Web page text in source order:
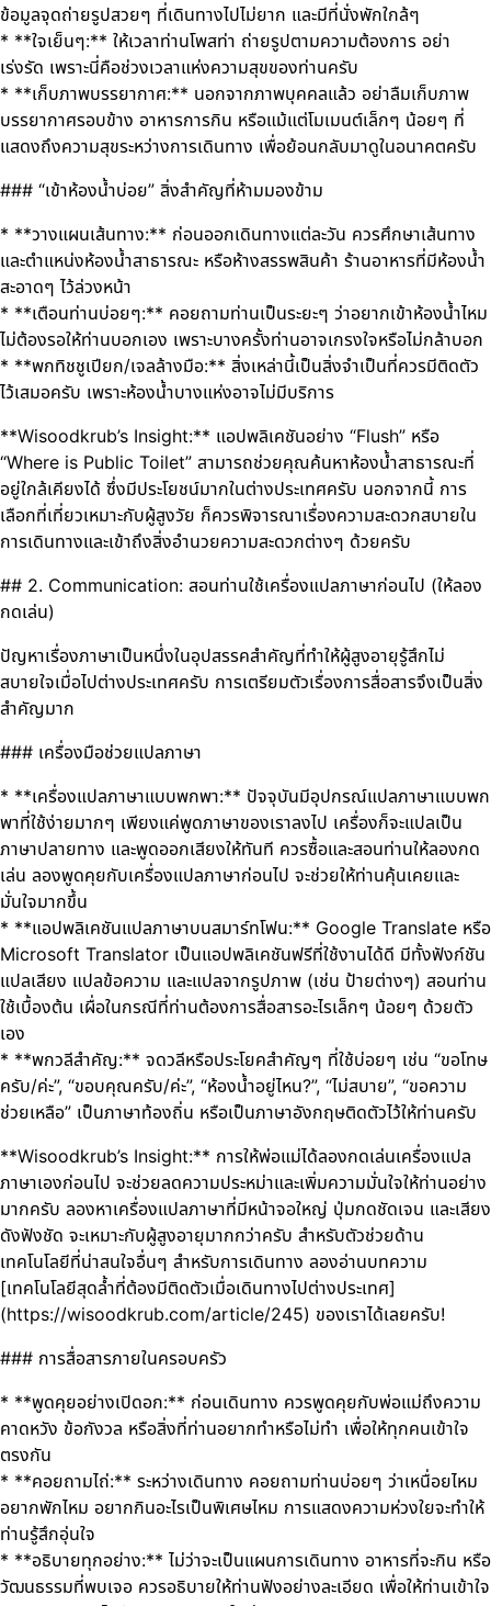
ข้อมูลจุดถ่ายรูปสวยๆ ที่เดินทางไปไม่ยาก และมีที่นั่งพักใกล้ๆ
* **ใจเย็นๆ:** ให้เวลาท่านโพสท่า ถ่ายรูปตามความต้องการ อย่า
เร่งรัด เพราะนี่คือช่วงเวลาแห่งความสุขของท่านครับ
* **เก็บภาพบรรยากาศ:** นอกจากภาพบุคคลแล้ว อย่าลืมเก็บภาพ
บรรยากาศรอบข้าง อาหารการกิน หรือแม้แต่โมเมนต์เล็กๆ น้อยๆ ที่
แสดงถึงความสุขระหว่างการเดินทาง เพื่อย้อนกลับมาดูในอนาคตครับ
### “เข้าห้องน้ำบ่อย” สิ่งสำคัญที่ห้ามมองข้าม
* **วางแผนเส้นทาง:** ก่อนออกเดินทางแต่ละวัน ควรศึกษาเส้นทาง
และตำแหน่งห้องน้ำสาธารณะ หรือห้างสรรพสินค้า ร้านอาหารที่มีห้องน้ำ
สะอาดๆ ไว้ล่วงหน้า
* **เตือนท่านบ่อยๆ:** คอยถามท่านเป็นระยะๆ ว่าอยากเข้าห้องน้ำไหม
ไม่ต้องรอให้ท่านบอกเอง เพราะบางครั้งท่านอาจเกรงใจหรือไม่กล้าบอก
* **พกทิชชูเปียก/เจลล้างมือ:** สิ่งเหล่านี้เป็นสิ่งจำเป็นที่ควรมีติดตัว
ไว้เสมอครับ เพราะห้องน้ำบางแห่งอาจไม่มีบริการ
**Wisoodkrub’s Insight:** แอปพลิเคชันอย่าง “Flush” หรือ
“Where is Public Toilet” สามารถช่วยคุณค้นหาห้องน้ำสาธารณะที่
อยู่ใกล้เคียงได้ ซึ่งมีประโยชน์มากในต่างประเทศครับ นอกจากนี้ การ
เลือกที่เที่ยวเหมาะกับผู้สูงวัย ก็ควรพิจารณาเรื่องความสะดวกสบายใน
การเดินทางและเข้าถึงสิ่งอำนวยความสะดวกต่างๆ ด้วยครับ
## 2. Communication: สอนท่านใช้เครื่องแปลภาษาก่อนไป (ให้ลอง
กดเล่น)
ปัญหาเรื่องภาษาเป็นหนึ่งในอุปสรรคสำคัญที่ทำให้ผู้สูงอายุรู้สึกไม่
สบายใจเมื่อไปต่างประเทศครับ การเตรียมตัวเรื่องการสื่อสารจึงเป็นสิ่ง
สำคัญมาก
### เครื่องมือช่วยแปลภาษา
* **เครื่องแปลภาษาแบบพกพา:** ปัจจุบันมีอุปกรณ์แปลภาษาแบบพก
พาที่ใช้ง่ายมากๆ เพียงแค่พูดภาษาของเราลงไป เครื่องก็จะแปลเป็น
ภาษาปลายทาง และพูดออกเสียงให้ทันที ควรซื้อและสอนท่านให้ลองกด
เล่น ลองพูดคุยกับเครื่องแปลภาษาก่อนไป จะช่วยให้ท่านคุ้นเคยและ
มั่นใจมากขึ้น
* **แอปพลิเคชันแปลภาษาบนสมาร์ทโฟน:** Google Translate หรือ
Microsoft Translator เป็นแอปพลิเคชันฟรีที่ใช้งานได้ดี มีทั้งฟังก์ชัน
แปลเสียง แปลข้อความ และแปลจากรูปภาพ (เช่น ป้ายต่างๆ) สอนท่าน
ใช้เบื้องต้น เผื่อในกรณีที่ท่านต้องการสื่อสารอะไรเล็กๆ น้อยๆ ด้วยตัว
เอง
* **พกวลีสำคัญ:** จดวลีหรือประโยคสำคัญๆ ที่ใช้บ่อยๆ เช่น “ขอโทษ
ครับ/ค่ะ”, “ขอบคุณครับ/ค่ะ”, “ห้องน้ำอยู่ไหน?”, “ไม่สบาย”, “ขอความ
ช่วยเหลือ” เป็นภาษาท้องถิ่น หรือเป็นภาษาอังกฤษติดตัวไว้ให้ท่านครับ
**Wisoodkrub’s Insight:** การให้พ่อแม่ได้ลองกดเล่นเครื่องแปล
ภาษาเองก่อนไป จะช่วยลดความประหม่าและเพิ่มความมั่นใจให้ท่านอย่าง
มากครับ ลองหาเครื่องแปลภาษาที่มีหน้าจอใหญ่ ปุ่มกดชัดเจน และเสียง
ดังฟังชัด จะเหมาะกับผู้สูงอายุมากกว่าครับ สำหรับตัวช่วยด้าน
เทคโนโลยีที่น่าสนใจอื่นๆ สำหรับการเดินทาง ลองอ่านบทความ
[เทคโนโลยีสุดล้ำที่ต้องมีติดตัวเมื่อเดินทางไปต่างประเทศ]
(https://wisoodkrub.com/article/245) ของเราได้เลยครับ!
### การสื่อสารภายในครอบครัว
* **พูดคุยอย่างเปิดอก:** ก่อนเดินทาง ควรพูดคุยกับพ่อแม่ถึงความ
คาดหวัง ข้อกังวล หรือสิ่งที่ท่านอยากทำหรือไม่ทำ เพื่อให้ทุกคนเข้าใจ
ตรงกัน
* **คอยถามไถ่:** ระหว่างเดินทาง คอยถามท่านบ่อยๆ ว่าเหนื่อยไหม
อยากพักไหม อยากกินอะไรเป็นพิเศษไหม การแสดงความห่วงใยจะทำให้
ท่านรู้สึกอุ่นใจ
* **อธิบายทุกอย่าง:** ไม่ว่าจะเป็นแผนการเดินทาง อาหารที่จะกิน หรือ
วัฒนธรรมที่พบเจอ ควรอธิบายให้ท่านฟังอย่างละเอียด เพื่อให้ท่านเข้าใจ